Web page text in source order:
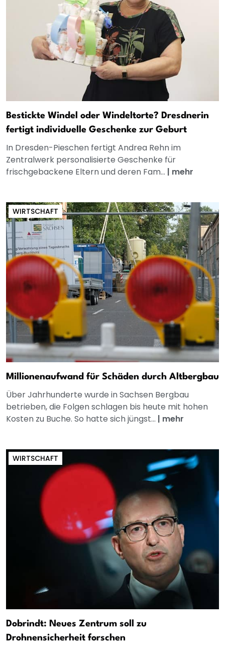
Bestickte Windel oder Windeltorte? Dresdnerin
fertigt individuelle Geschenke zur Geburt
In Dresden-Pieschen fertigt Andrea Rehn im
Zentralwerk personalisierte Geschenke für
frischgebackene Eltern und deren Fam... | mehr
WIRTSCHAFT
Millionenaufwand für Schäden durch Altbergbau
Über Jahrhunderte wurde in Sachsen Bergbau
betrieben, die Folgen schlagen bis heute mit hohen
Kosten zu Buche. So hatte sich jüngst... | mehr
WIRTSCHAFT
Dobrindt: Neues Zentrum soll zu
Drohnensicherheit forschen